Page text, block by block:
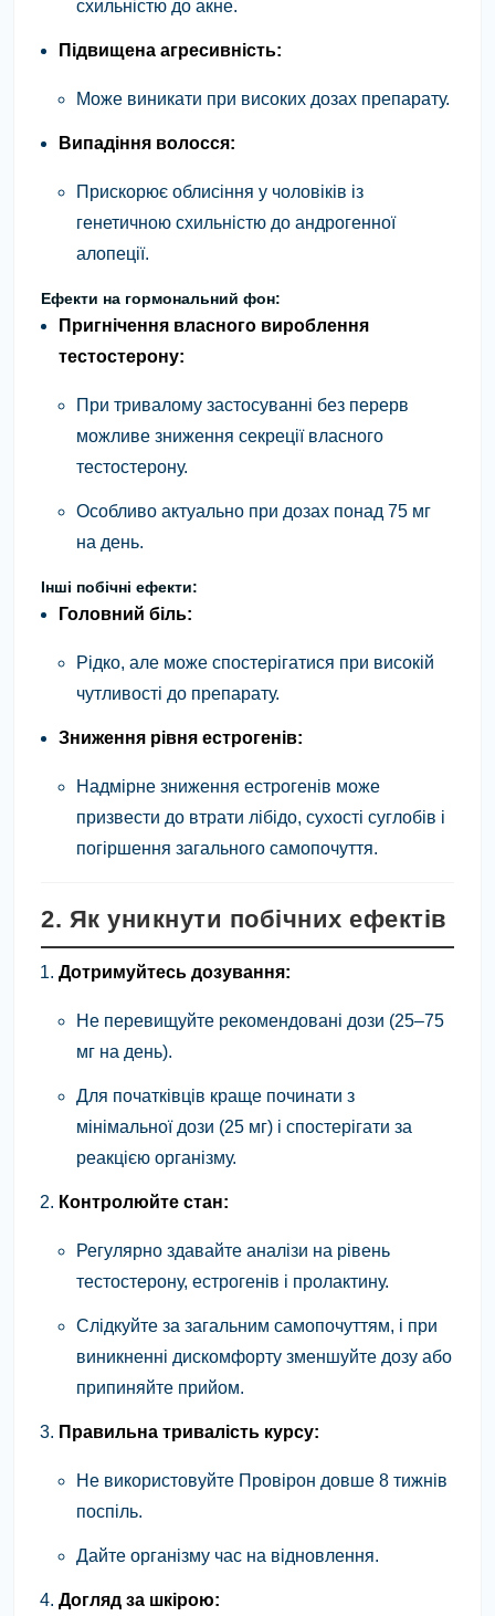
схильністю до акне.
Підвищена агресивність:
Може виникати при високих дозах препарату.
Випадіння волосся:
Прискорює облисіння у чоловіків із
генетичною схильністю до андрогенної
алопеції.
Ефекти на гормональний фон:
Пригнічення власного вироблення
тестостерону:
При тривалому застосуванні без перерв
можливе зниження секреції власного
тестостерону.
Особливо актуально при дозах понад 75 мг
на день.
Інші побічні ефекти:
Головний біль:
Рідко, але може спостерігатися при високій
чутливості до препарату.
Зниження рівня естрогенів:
Надмірне зниження естрогенів може
призвести до втрати лібідо, сухості суглобів і
погіршення загального самопочуття.
2. Як уникнути побічних ефектів
Дотримуйтесь дозування:
Не перевищуйте рекомендовані дози (25–75
мг на день).
Для початківців краще починати з
мінімальної дози (25 мг) і спостерігати за
реакцією організму.
Контролюйте стан:
Регулярно здавайте аналізи на рівень
тестостерону, естрогенів і пролактину.
Слідкуйте за загальним самопочуттям, і при
виникненні дискомфорту зменшуйте дозу або
припиняйте прийом.
Правильна тривалість курсу:
Не використовуйте Провірон довше 8 тижнів
поспіль.
Дайте організму час на відновлення.
Догляд за шкірою: